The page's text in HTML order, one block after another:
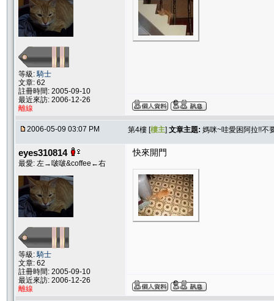
等級:騎士
文章: 62
註冊時間: 2005-09-10
最近來訪: 2006-12-26
離線
2006-05-09 03:07 PM 第4樓 [樓主] 文章主題: 媽咪~哇愛困阿拉!!不
eyes310814
最愛: 左→啵啵&coffee←右
等級:騎士
文章: 62
註冊時間: 2005-09-10
最近來訪: 2006-12-26
離線
快來開門